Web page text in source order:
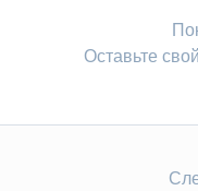
Оставьте